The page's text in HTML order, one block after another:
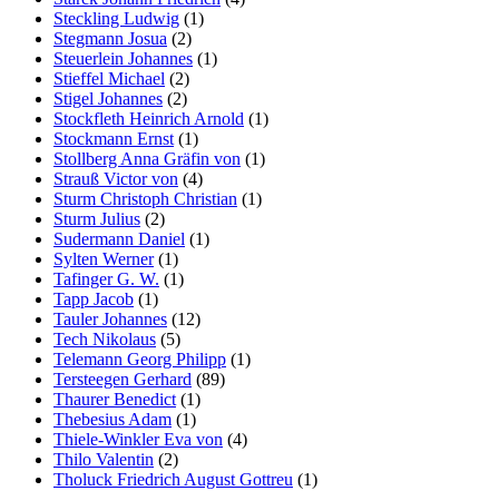
Steckling Ludwig (1)
Stegmann Josua (2)
Steuerlein Johannes (1)
Stieffel Michael (2)
Stigel Johannes (2)
Stockfleth Heinrich Arnold (1)
Stockmann Ernst (1)
Stollberg Anna Gräfin von (1)
Strauß Victor von (4)
Sturm Christoph Christian (1)
Sturm Julius (2)
Sudermann Daniel (1)
Sylten Werner(1)
Tafinger G. W. (1)
Tapp Jacob (1)
Tauler Johannes (12)
Tech Nikolaus (5)
Telemann Georg Philipp (1)
Tersteegen Gerhard (89)
Thaurer Benedict (1)
Thebesius Adam (1)
Thiele-Winkler Eva von (4)
Thilo Valentin (2)
Tholuck Friedrich August Gottreu (1)